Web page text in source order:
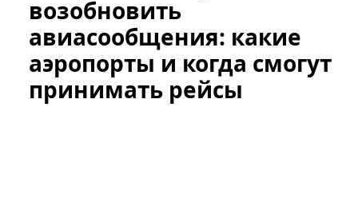
возобновить
авиасообщения: какие
аэропорты и когда смогут
принимать рейсы